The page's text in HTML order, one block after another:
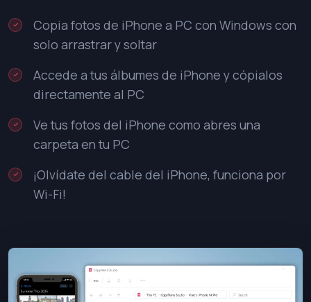
Copia fotos de iPhone a PC con Windows con
solo arrastrar y soltar
Accede a tus álbumes de iPhone y cópialos
directamente al PC
Ve tus fotos del iPhone como abres una
carpeta en tu PC
¡Olvídate del cable del iPhone, funciona por
Wi-Fi!